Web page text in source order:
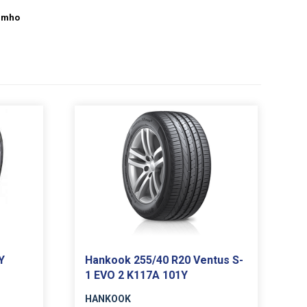
Hankook 255/40 R20 Ventus S-
1 EVO 2 K117A 101Y
HANKOOK